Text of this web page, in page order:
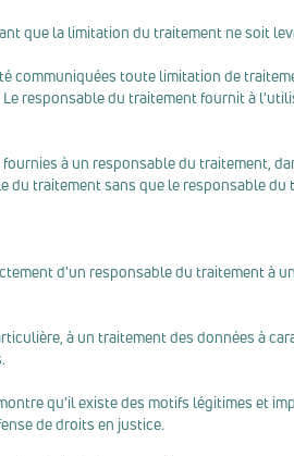
que la limitation du traitement ne soit
communiquées toute limitation de
responsable du traitement fournit à
à un responsable du traitement,
traitement sans que le responsable
d'un responsable du traitement à
à un traitement des données à
qu'il existe des motifs légitimes et
de droits en justice.